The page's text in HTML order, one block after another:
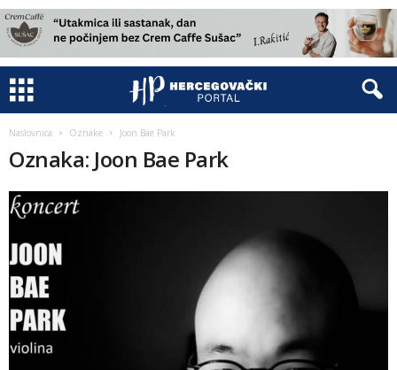
Naslovnica Oznake Joon Bae Park
Oznaka: Joon Bae Park